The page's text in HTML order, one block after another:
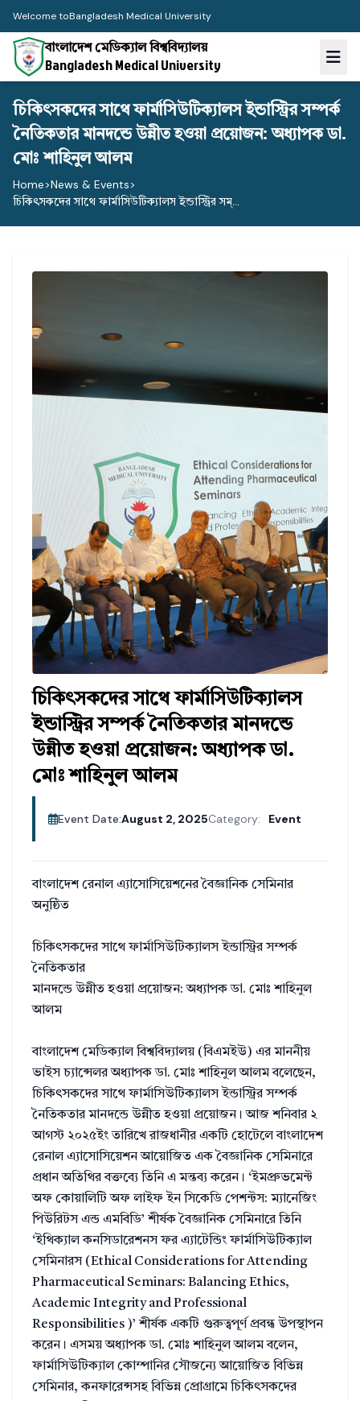
Welcome toBangladesh Medical University
বাংলাদেশ মেডিক্যাল বিশ্ববিদ্যালয়
Bangladesh Medical University
চিকিৎসকদের সাথে ফার্মাসিউটিক্যালস ইন্ডাস্ট্রির সম্পর্ক
নৈতিকতার মানদন্ডে উন্নীত হওয়া প্রয়োজন: অধ্যাপক ডা.
মোঃ শাহিনুল আলম
Home>News & Events>
চিকিৎসকদের সাথে ফার্মাসিউটিক্যালস ইন্ডাস্ট্রির সম্...
চিকিৎসকদের সাথে ফার্মাসিউটিক্যালস
ইন্ডাস্ট্রির সম্পর্ক নৈতিকতার মানদন্ডে
উন্নীত হওয়া প্রয়োজন: অধ্যাপক ডা.
মোঃ শাহিনুল আলম
Event Date:August 2, 2025Category: Event
বাংলাদেশ রেনাল এ্যাসোসিয়েশনের বৈজ্ঞানিক সেমিনার
অনুষ্ঠিত
চিকিৎসকদের সাথে ফার্মাসিউটিক্যালস ইন্ডাস্ট্রির সম্পর্ক
নৈতিকতার
মানদন্ডে উন্নীত হওয়া প্রয়োজন: অধ্যাপক ডা. মোঃ শাহিনুল
আলম
বাংলাদেশ মেডিক্যাল বিশ্ববিদ্যালয় (বিএমইউ) এর মাননীয়
ভাইস চ্যান্সেলর অধ্যাপক ডা. মোঃ শাহিনুল আলম বলেছেন,
চিকিৎসকদের সাথে ফার্মাসিউটিক্যালস ইন্ডাস্ট্রির সম্পর্ক
নৈতিকতার মানদন্ডে উন্নীত হওয়া প্রয়োজন। আজ শনিবার ২
আগস্ট ২০২৫ইং তারিখে রাজধানীর একটি হোটেলে বাংলাদেশ
রেনাল এ্যাসোসিয়েশন আয়োজিত এক বৈজ্ঞানিক সেমিনারে
প্রধান অতিথির বক্তব্যে তিনি এ মন্তব্য করেন। ‘ইমপ্রুভমেন্ট
অফ কোয়ালিটি অফ লাইফ ইন সিকেডি পেশন্টস: ম্যানেজিং
পিউরিটস এন্ড এমবিডি’ শীর্ষক বৈজ্ঞানিক সেমিনারে তিনি
‘ইথিক্যাল কনসিডারেশনস ফর এ্যাটেন্ডিং ফার্মাসিউটিক্যাল
সেমিনারস (Ethical Considerations for Attending
Pharmaceutical Seminars: Balancing Ethics,
Academic Integrity and Professional
Responsibilities )’ শীর্ষক একটি গুরুত্বপূর্ণ প্রবন্ধ উপস্থাপন
করেন। এসময় অধ্যাপক ডা. মোঃ শাহিনুল আলম বলেন,
ফার্মাসিউটিক্যাল কোম্পানির সৌজন্যে আয়োজিত বিভিন্ন
সেমিনার, কনফারেন্সসহ বিভিন্ন প্রোগ্রামে চিকিৎসকদের